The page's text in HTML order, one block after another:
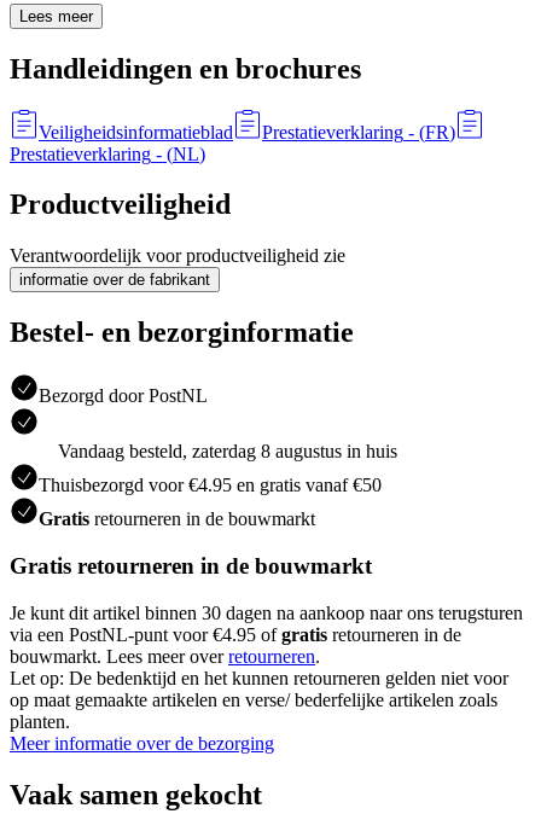
Lees meer
Handleidingen en brochures
Veiligheidsinformatieblad Prestatieverklaring - (FR)
Prestatieverklaring - (NL)
Productveiligheid
Verantwoordelijk voor productveiligheid zie
informatie over de fabrikant
Bestel- en bezorginformatie
Bezorgd door PostNL
Vandaag besteld, zaterdag 8 augustus in huis
Thuisbezorgd voor €4.95 en gratis vanaf €50
Gratis retourneren in de bouwmarkt
Gratis retourneren in de bouwmarkt
Je kunt dit artikel binnen 30 dagen na aankoop naar ons terugsturen
via een PostNL-punt voor €4.95 ofgratis retourneren in de
bouwmarkt. Lees meer overretourneren.
Let op: De bedenktijd en het kunnen retourneren gelden niet voor
op maat gemaakte artikelen en verse/ bederfelijke artikelen zoals
planten.
Meer informatie over de bezorging
Vaak samen gekocht